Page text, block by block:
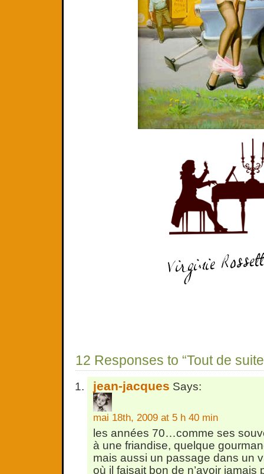
12 Responses to “Tout de
jean-jacques Says:
mai 18th, 2009 at 5 h 40 min
les années 70…comme ses
à une friandise, quelque
mais aussi un passage dans un
où il faisait bon de n’avoir jamais